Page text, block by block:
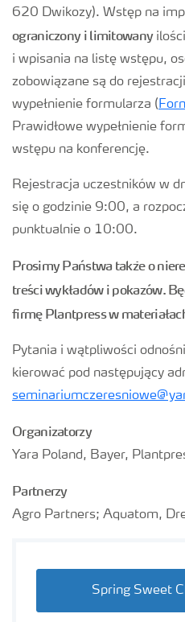
620 Dwikozy). Wstęp na
ograniczony i limitowany
i wpisania na listę wstępu,
zobowiązane są do
wypełnienie formularza (
Prawidłowe wypełnienie
wstępu na konferencję.
Rejestracja uczestników w
się o godzinie 9:00, a
punktualnie o 10:00.
Prosimy Państwa także o
treści wykładów i pokazów.
firmę Plantpress w
Pytania i wątpliwości
kierować pod następujący
Organizatorzy
Yara Poland, Bayer,
Partnerzy
Agro Partners; Aquatom,
Spring Sweet